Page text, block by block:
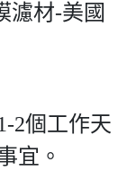
濾材-美國
2個工作天
宜。